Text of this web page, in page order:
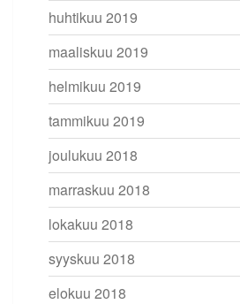
huhtikuu 2019
maaliskuu 2019
helmikuu 2019
tammikuu 2019
joulukuu 2018
marraskuu 2018
lokakuu 2018
syyskuu 2018
elokuu 2018